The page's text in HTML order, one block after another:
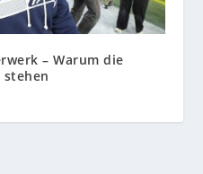
– Warum die
stehen